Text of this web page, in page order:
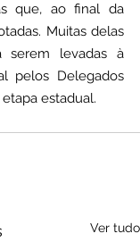
que, ao final da
Muitas delas
serem levadas à
pelos Delegados
estadual.
Ver tudo